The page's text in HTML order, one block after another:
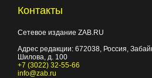
Контакты
Сетевое издание ZAB.RU
Адрес редакции: 672038, Россия,
Шилова, д. 100
+7 (3022) 32-55-66
info@zab.ru